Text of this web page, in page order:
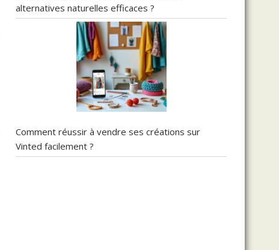
alternatives naturelles efficaces ?
Comment réussir à vendre ses créations sur
Vinted facilement ?